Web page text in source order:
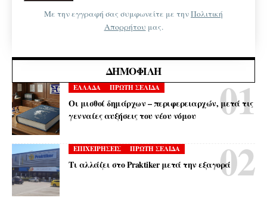
Με την εγγραφή σας συμφωνείτε με τηνΠολιτική
Απορρήτου μας.
ΔΗΜΟΦΙΛΉ
ΕΛΛΑΔΑ ΠΡΩΤΗ ΣΕΛΙΔΑ
Οι μισθοί δημάρχων – περιφερειαρχών, μετά τις
γενναίες αυξήσεις του νέου νόμου
ΕΠΙΧΕΙΡΗΣΕΙΣ ΠΡΩΤΗ ΣΕΛΙΔΑ
Τι αλλάζει στο Praktiker μετά την εξαγορά